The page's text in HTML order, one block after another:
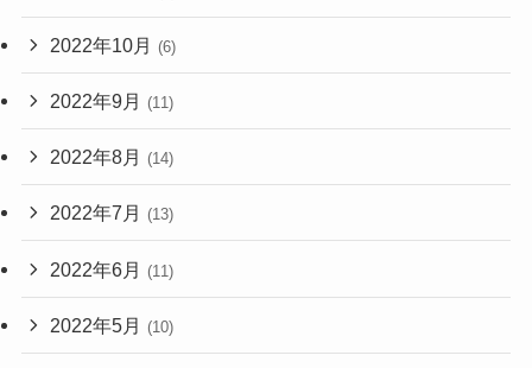
2022年10月 (6)
2022年9月 (11)
2022年8月 (14)
2022年7月 (13)
2022年6月 (11)
2022年5月 (10)